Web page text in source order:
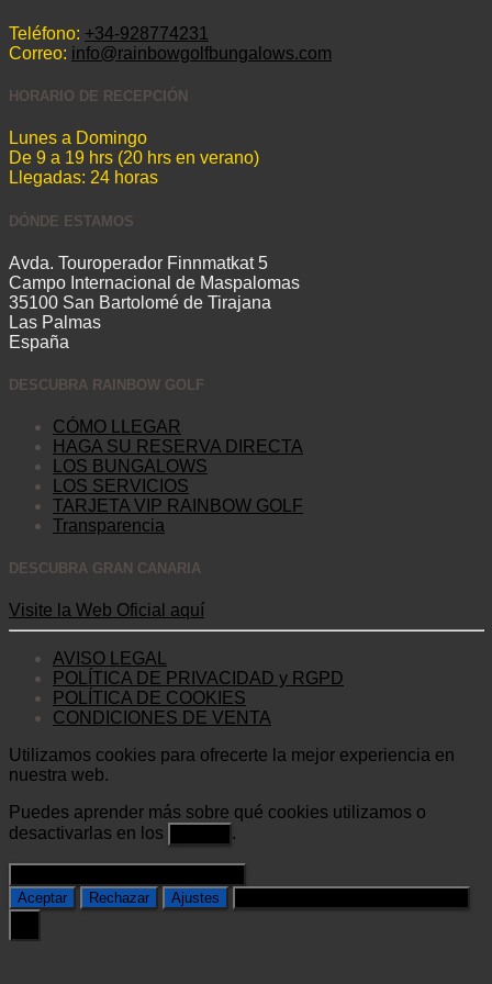
Teléfono: +34-928774231
Correo: info@rainbowgolfbungalows.com
HORARIO DE RECEPCIÓN
Lunes a Domingo
De 9 a 19 hrs (20 hrs en verano)
Llegadas: 24 horas
DÓNDE ESTAMOS
Avda. Touroperador Finnmatkat 5
Campo Internacional de Maspalomas
35100 San Bartolomé de Tirajana
Las Palmas
España
DESCUBRA RAINBOW GOLF
CÓMO LLEGAR
HAGA SU RESERVA DIRECTA
LOS BUNGALOWS
LOS SERVICIOS
TARJETA VIP RAINBOW GOLF
Transparencia
DESCUBRA GRAN CANARIA
Visite la Web Oficial aquí
AVISO LEGAL
POLÍTICA DE PRIVACIDAD y RGPD
POLÍTICA DE COOKIES
CONDICIONES DE VENTA
Utilizamos cookies para ofrecerte la mejor experiencia en
nuestra web.
Puedes aprender más sobre qué cookies utilizamos o
desactivarlas en los
.
Aceptar
Rechazar Ajustes